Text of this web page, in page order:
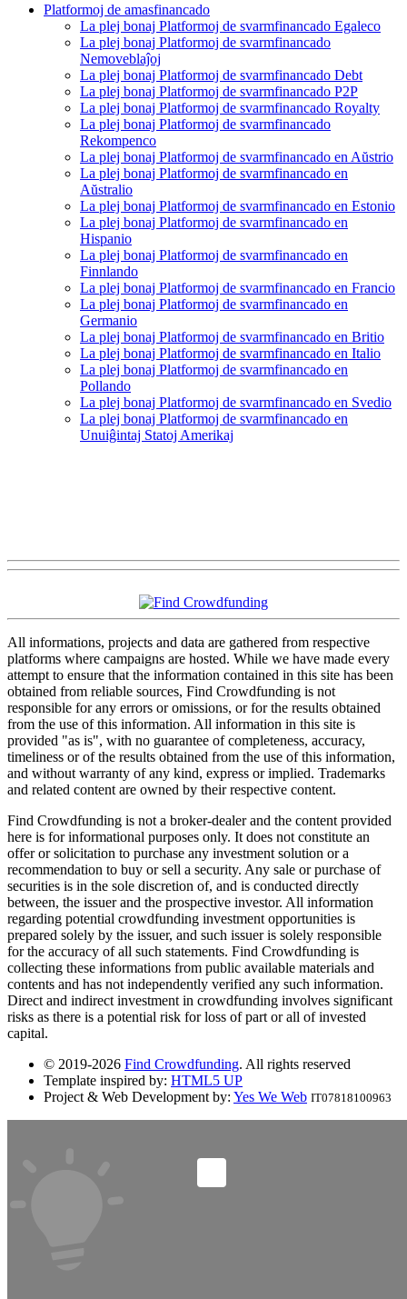
Platformoj de amasfinancado
La plej bonaj Platformoj de svarmfinancado Egaleco
La plej bonaj Platformoj de svarmfinancado
Nemoveblaĵoj
La plej bonaj Platformoj de svarmfinancado Debt
La plej bonaj Platformoj de svarmfinancado P2P
La plej bonaj Platformoj de svarmfinancado Royalty
La plej bonaj Platformoj de svarmfinancado
Rekompenco
La plej bonaj Platformoj de svarmfinancado en Aŭstrio
La plej bonaj Platformoj de svarmfinancado en
Aŭstralio
La plej bonaj Platformoj de svarmfinancado en Estonio
La plej bonaj Platformoj de svarmfinancado en
Hispanio
La plej bonaj Platformoj de svarmfinancado en
Finnlando
La plej bonaj Platformoj de svarmfinancado en Francio
La plej bonaj Platformoj de svarmfinancado en
Germanio
La plej bonaj Platformoj de svarmfinancado en Britio
La plej bonaj Platformoj de svarmfinancado en Italio
La plej bonaj Platformoj de svarmfinancado en
Pollando
La plej bonaj Platformoj de svarmfinancado en Svedio
La plej bonaj Platformoj de svarmfinancado en
Unuiĝintaj Statoj Amerikaj
All informations, projects and data are gathered from respective
platforms where campaigns are hosted. While we have made every
attempt to ensure that the information contained in this site has been
obtained from reliable sources, Find Crowdfunding is not
responsible for any errors or omissions, or for the results obtained
from the use of this information. All information in this site is
provided "as is", with no guarantee of completeness, accuracy,
timeliness or of the results obtained from the use of this information,
and without warranty of any kind, express or implied. Trademarks
and related content are owned by their respective content.
Find Crowdfunding is not a broker-dealer and the content provided
here is for informational purposes only. It does not constitute an
offer or solicitation to purchase any investment solution or a
recommendation to buy or sell a security. Any sale or purchase of
securities is in the sole discretion of, and is conducted directly
between, the issuer and the prospective investor. All information
regarding potential crowdfunding investment opportunities is
prepared solely by the issuer, and such issuer is solely responsible
for the accuracy of all such statements. Find Crowdfunding is
collecting these informations from public available materials and
contents and has not independently verified any such information.
Direct and indirect investment in crowdfunding involves significant
risks as there is a potential risk for loss of part or all of invested
capital.
© 2019-2026 Find Crowdfunding. All rights reserved
Template inspired by: HTML5 UP
Project & Web Development by: Yes We Web IT07818100963